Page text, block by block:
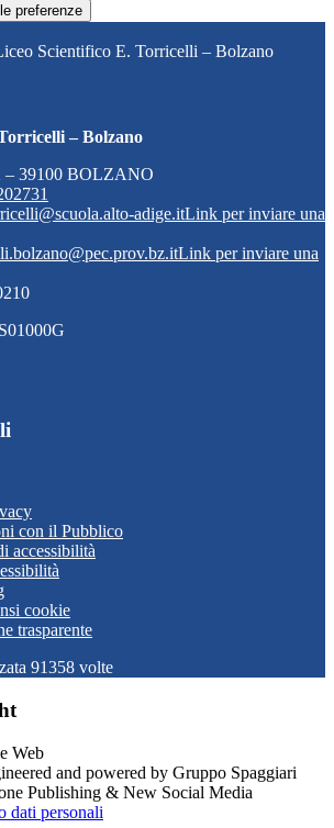
preferenze
Scientifico E. Torricelli – Bolzano
– Bolzano
– 39100 BOLZANO
adige.itLink per inviare una
Link per inviare una
con il Pubblico
accessibilità
cookie
trasparente
91358 volte
and powered by Gruppo Spaggiari
Publishing & New Social Media
dati personali